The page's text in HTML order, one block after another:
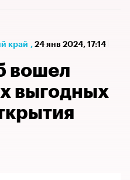
край , 24 янв 2024, 17:14
вошел
выгодных